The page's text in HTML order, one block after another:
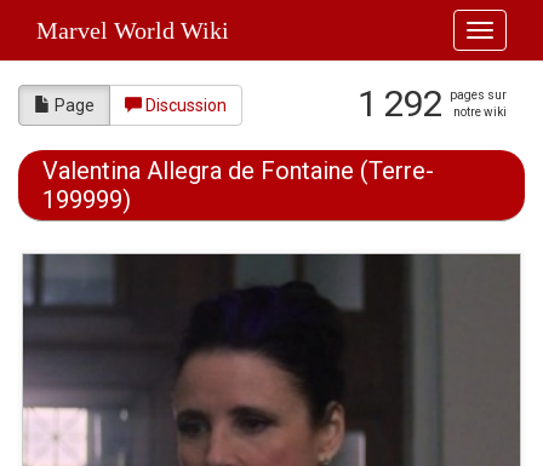
Toggle
Marvel World Wiki
Page Discussion 1 292
pages sur
notre wiki
Valentina Allegra de Fontaine (Terre-
199999)